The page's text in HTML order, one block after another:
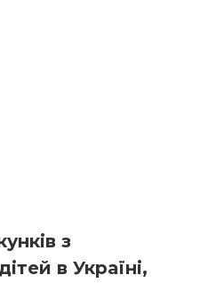
з
в Україні,